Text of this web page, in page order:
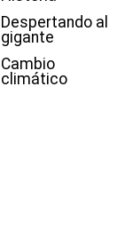
Despertando al
gigante
Cambio
climático